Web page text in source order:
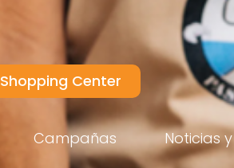
Shopping Center
Campañas Noticias